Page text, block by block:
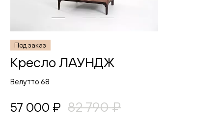
Кресло ЛАУНДЖ
Под заказ
Велутто 68
57 000 ₽ 82 790 ₽